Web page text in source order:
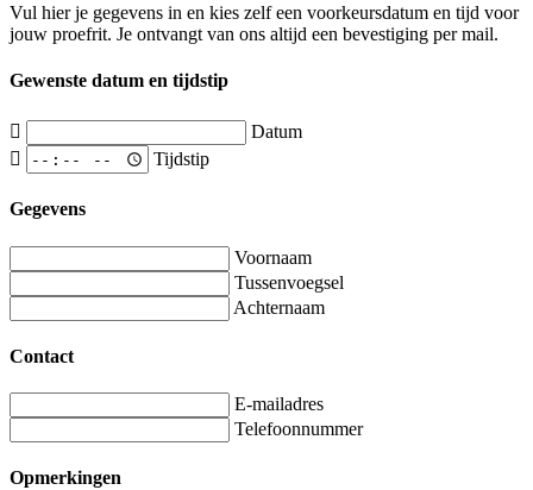
Vul hier je gegevens in en kies zelf een voorkeursdatum en tijd voor
jouw proefrit. Je ontvangt van ons altijd een bevestiging per mail.
Gewenste datum en tijdstip
Datum
Tijdstip
Gegevens
Voornaam
Tussenvoegsel
Achternaam
Contact
E-mailadres
Telefoonnummer
Opmerkingen